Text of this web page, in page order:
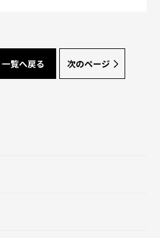
一覧へ戻る 次のページ